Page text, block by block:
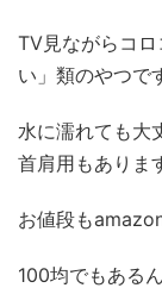
TV見ながらコ
い」類のやつで
水に濡れても大
首肩用もありま
お値段も
100均でもある